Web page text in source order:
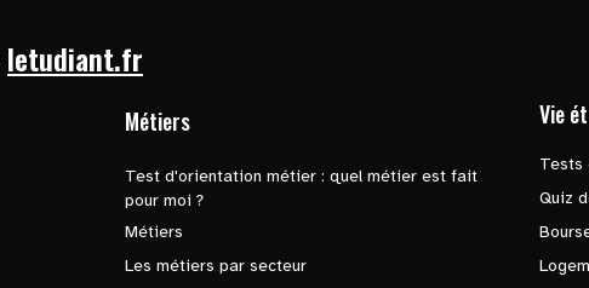
letudiant.fr
Métiers
Test d'orientation métier : quel métier est fait
pour moi ?
Métiers
Les métiers par secteur
Vie
Tests
Quiz